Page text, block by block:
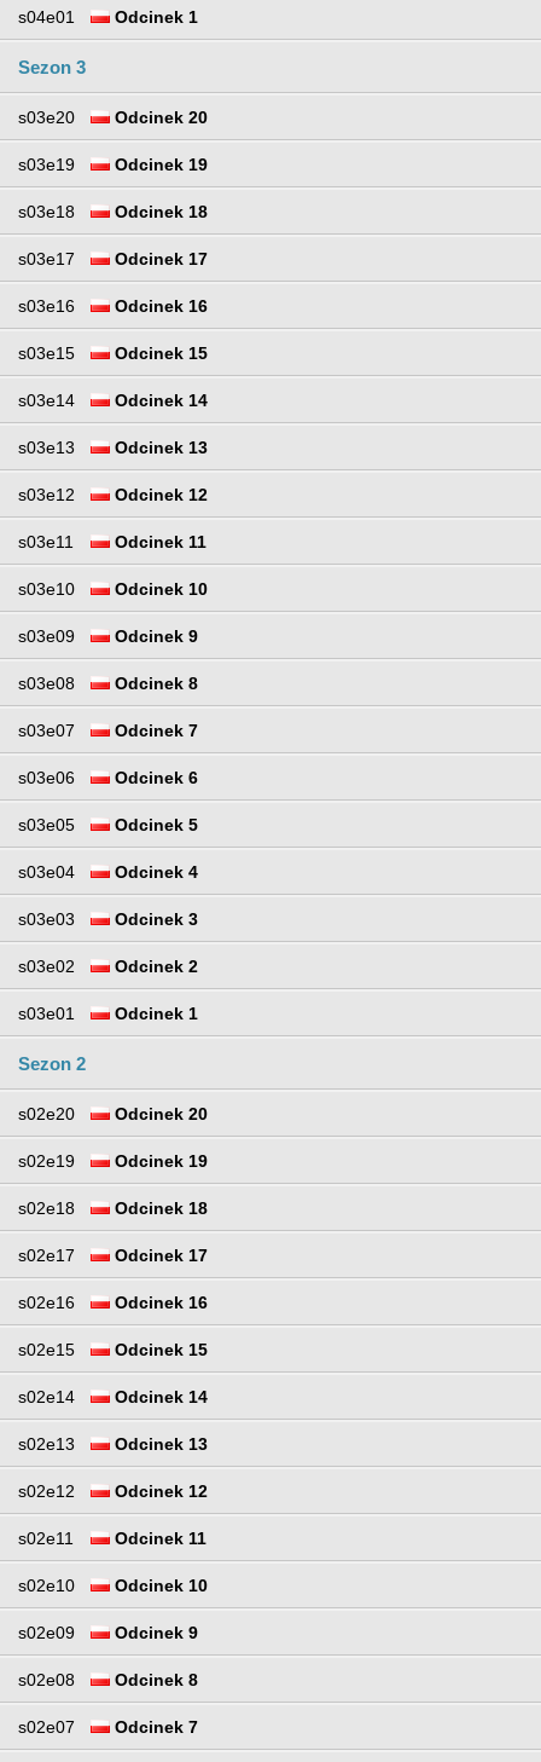
s04e01 Odcinek 1
Sezon 3
s03e20 Odcinek 20
s03e19 Odcinek 19
s03e18 Odcinek 18
s03e17 Odcinek 17
s03e16 Odcinek 16
s03e15 Odcinek 15
s03e14 Odcinek 14
s03e13 Odcinek 13
s03e12 Odcinek 12
s03e11 Odcinek 11
s03e10 Odcinek 10
s03e09 Odcinek 9
s03e08 Odcinek 8
s03e07 Odcinek 7
s03e06 Odcinek 6
s03e05 Odcinek 5
s03e04 Odcinek 4
s03e03 Odcinek 3
s03e02 Odcinek 2
s03e01 Odcinek 1
Sezon 2
s02e20 Odcinek 20
s02e19 Odcinek 19
s02e18 Odcinek 18
s02e17 Odcinek 17
s02e16 Odcinek 16
s02e15 Odcinek 15
s02e14 Odcinek 14
s02e13 Odcinek 13
s02e12 Odcinek 12
s02e11 Odcinek 11
s02e10 Odcinek 10
s02e09 Odcinek 9
s02e08 Odcinek 8
s02e07 Odcinek 7